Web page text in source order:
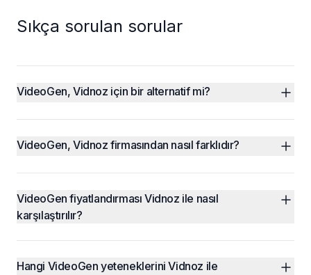
Sıkça sorulan sorular
VideoGen, Vidnoz için bir alternatif mi?
VideoGen, Vidnoz firmasından nasıl farklıdır?
VideoGen fiyatlandırması Vidnoz ile nasıl
karşılaştırılır?
Hangi VideoGen yeteneklerini Vidnoz ile